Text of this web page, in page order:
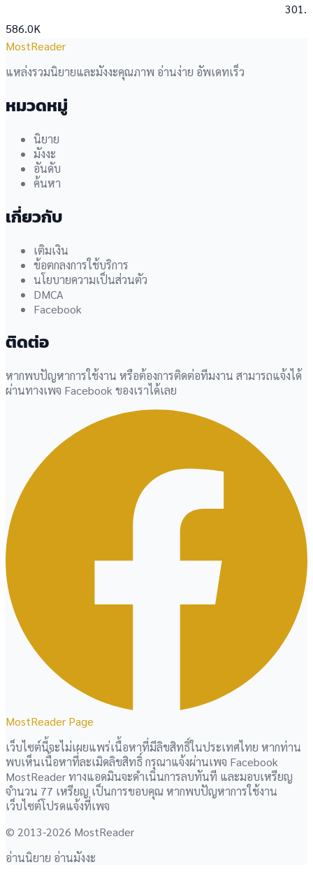
586.0K
MostReader
แหล่งรวมนิยายและมังงะคุณภาพ อ่านง่าย อัพเดทเร็ว
หมวดหมู่
นิยาย
มังงะ
อันดับ
ค้นหา
เกี่ยวกับ
เติมเงิน
ข้อตกลงการใช้บริการ
นโยบายความเป็นส่วนตัว
DMCA
Facebook
ติดต่อ
หากพบปัญหาการใช้งาน หรือต้องการติดต่อทีมงาน สามารถแจ้งได้
ผ่านทางเพจ Facebook ของเราได้เลย
MostReader Page
เว็บไซต์นี้จะไม่เผยแพร่เนื้อหาที่มีลิขสิทธิ์ในประเทศไทย หากท่าน
พบเห็นเนื้อหาที่ละเมิดลิขสิทธิ์ กรุณาแจ้งผ่านเพจ Facebook
MostReader ทางแอดมินจะดำเนินการลบทันที และมอบเหรียญ
จำนวน 77 เหรียญ เป็นการขอบคุณ หากพบปัญหาการใช้งาน
เว็บไซต์โปรดแจ้งที่เพจ
© 2013-2026 MostReader
อ่านนิยาย อ่านมังงะ